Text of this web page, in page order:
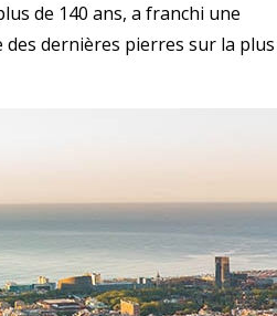
de 140 ans, a franchi une
des dernières pierres sur la plus